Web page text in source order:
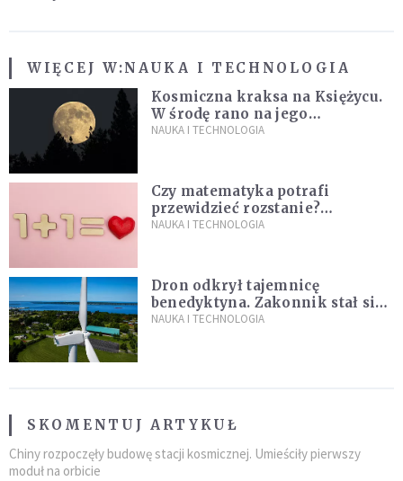
WIĘCEJ W:NAUKA I TECHNOLOGIA
Kosmiczna kraksa na Księżycu.
W środę rano na jego
powierzchni dojdzie do
NAUKA I TECHNOLOGIA
Czy matematyka potrafi
przewidzieć rozstanie?
Naukowcy stworzyli model
NAUKA I TECHNOLOGIA
Dron odkrył tajemnicę
benedyktyna. Zakonnik stał się
sławny
NAUKA I TECHNOLOGIA
SKOMENTUJ ARTYKUŁ
Chiny rozpoczęły budowę stacji kosmicznej. Umieściły pierwszy
moduł na orbicie